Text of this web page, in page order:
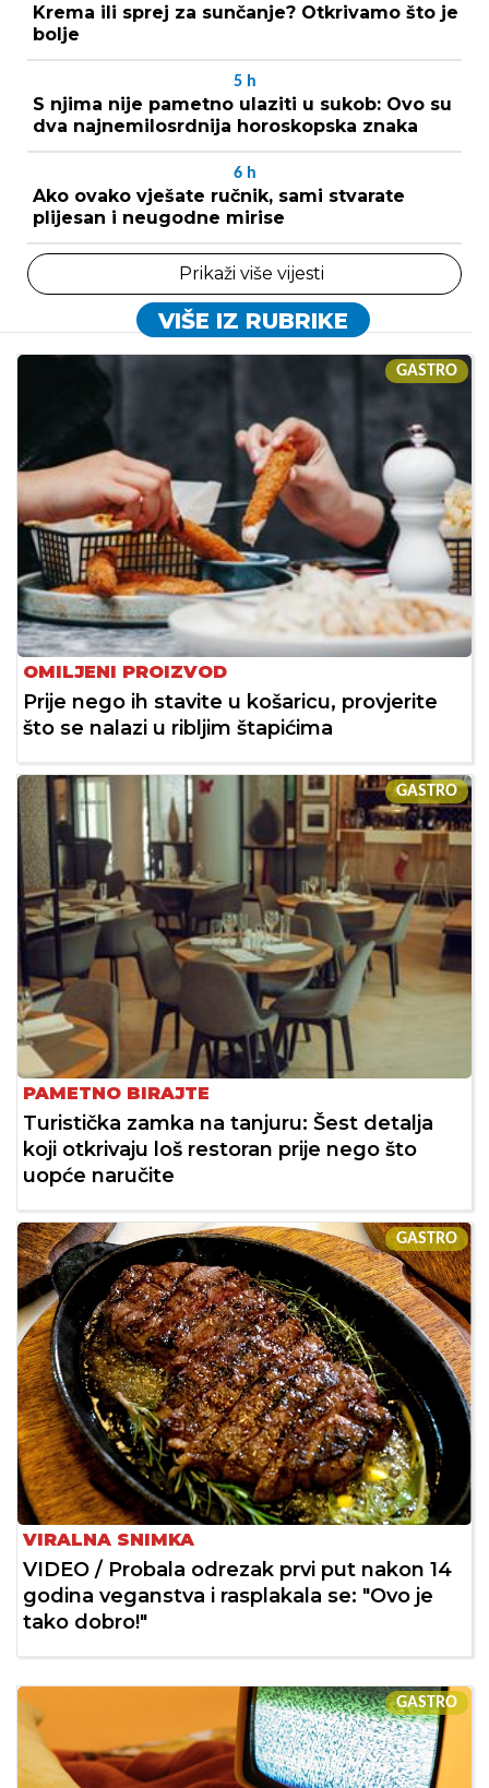
Krema ili sprej za sunčanje? Otkrivamo što je
bolje
5 h
S njima nije pametno ulaziti u sukob: Ovo su
dva najnemilosrdnija horoskopska znaka
6 h
Ako ovako vješate ručnik, sami stvarate
plijesan i neugodne mirise
Prikaži više vijesti
VIŠE IZ RUBRIKE
GASTRO
OMILJENI PROIZVOD
Prije nego ih stavite u košaricu, provjerite
što se nalazi u ribljim štapićima
GASTRO
PAMETNO BIRAJTE
Turistička zamka na tanjuru: Šest detalja
koji otkrivaju loš restoran prije nego što
uopće naručite
GASTRO
VIRALNA SNIMKA
VIDEO / Probala odrezak prvi put nakon 14
godina veganstva i rasplakala se: "Ovo je
tako dobro!"
GASTRO